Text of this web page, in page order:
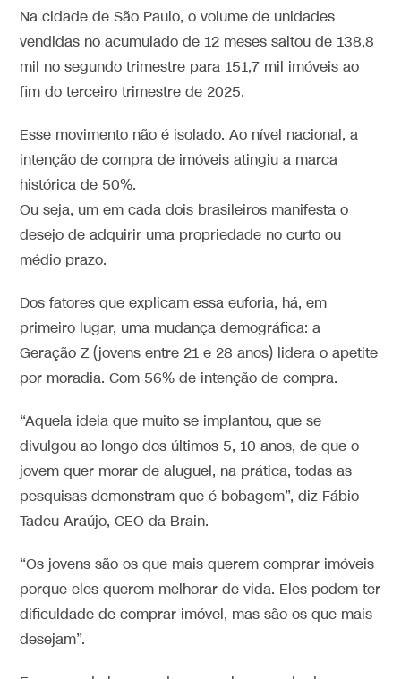
Na cidade de São Paulo, o volume de unidades
vendidas no acumulado de 12 meses saltou de 138,8
mil no segundo trimestre para 151,7 mil imóveis ao
fim do terceiro trimestre de 2025.
Esse movimento não é isolado. Ao nível nacional, a
intenção de compra de imóveis atingiu a marca
histórica de 50%.
Ou seja, um em cada dois brasileiros manifesta o
desejo de adquirir uma propriedade no curto ou
médio prazo.
Dos fatores que explicam essa euforia, há, em
primeiro lugar, uma mudança demográfica: a
Geração Z (jovens entre 21 e 28 anos) lidera o apetite
por moradia. Com 56% de intenção de compra.
“Aquela ideia que muito se implantou, que se
divulgou ao longo dos últimos 5, 10 anos, de que o
jovem quer morar de aluguel, na prática, todas as
pesquisas demonstram que é bobagem”, diz Fábio
Tadeu Araújo, CEO da Brain.
“Os jovens são os que mais querem comprar imóveis
porque eles querem melhorar de vida. Eles podem ter
dificuldade de comprar imóvel, mas são os que mais
desejam”.